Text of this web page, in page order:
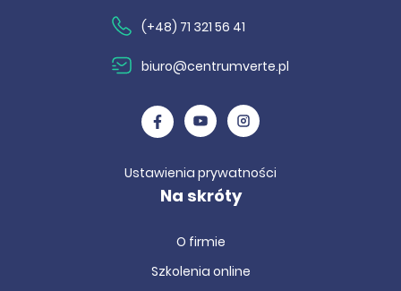
(+48) 71 321 56 41
biuro@centrumverte.pl
Ustawienia prywatności
Na skróty
O firmie
Szkolenia online